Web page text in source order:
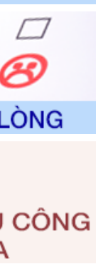
được sửa
trình điện tử
sư thuộc
phủ: Quy
2026 - 2030
tục hành
vực hỗ trợ
thuộc thẩm
lý Khu kinh